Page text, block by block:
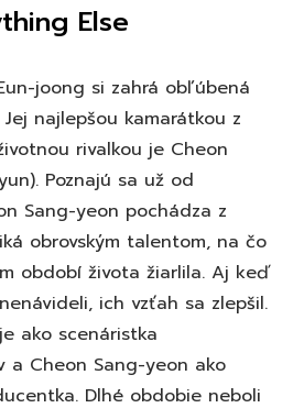
Else
joong si zahrá obľúbená
najlepšou kamarátkou z
rivalkou je Cheon
Poznajú sa už od
Sang-yeon pochádza z
obrovským talentom, na čo
období života žiarlila. Aj keď
ich vzťah sa zlepšil.
ako scenáristka
a Cheon Sang-yeon ako
Dlhé obdobie neboli